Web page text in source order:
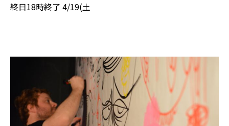
終日18時終了 4/19(土